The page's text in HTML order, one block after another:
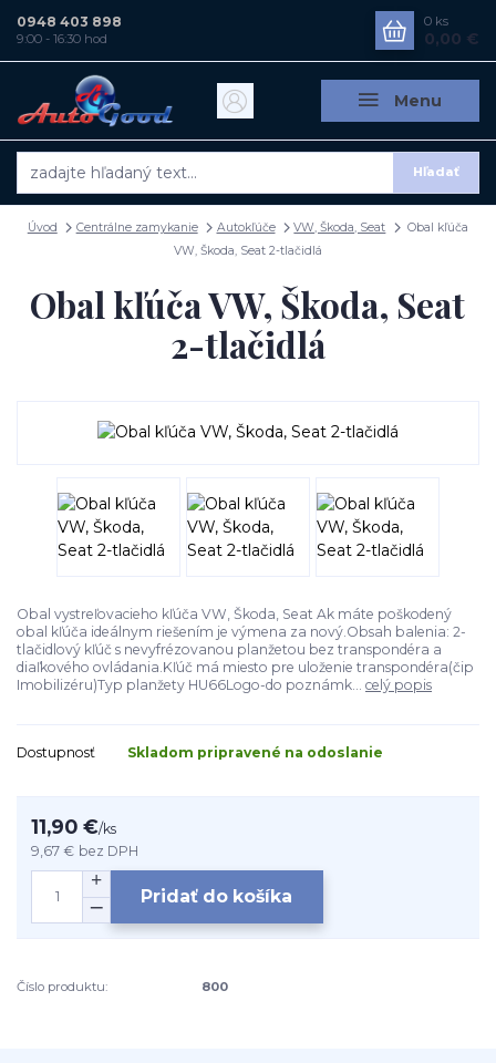
Menu
Hľadať
0948 403 898
9:00 - 16:30 hod
0 ks
0,00 €
Úvod Centrálne zamykanie Autokľúče VW, Škoda, Seat
Obal kľúča
VW, Škoda, Seat 2-tlačidlá
Obal kľúča VW, Škoda, Seat
2-tlačidlá
Obal vystreľovacieho kľúča VW, Škoda, Seat Ak máte poškodený
obal kľúča ideálnym riešením je výmena za nový.Obsah balenia: 2-
tlačidlový kľúč s nevyfrézovanou planžetou bez transpondéra a
diaľkového ovládania.Kľúč má miesto pre uloženie transpondéra(čip
Imobilizéru)Typ planžety HU66Logo-do poznámk... celý popis
Dostupnosť Skladom pripravené na odoslanie
11,90 €/ks
9,67 € bez DPH
Pridať do košíka
Číslo produktu: 800